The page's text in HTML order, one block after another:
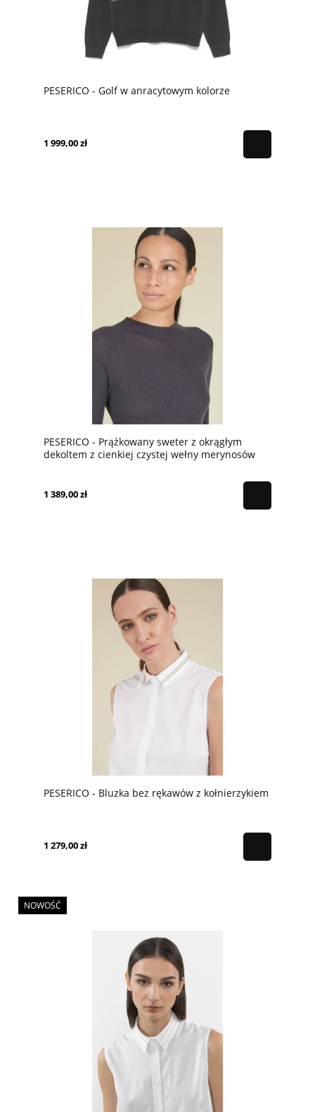
PESERICO - Golf w anracytowym kolorze
1 999,00 zł
PESERICO - Prążkowany sweter z okrągłym
dekoltem z cienkiej czystej wełny merynosów
1 389,00 zł
PESERICO - Bluzka bez rękawów z kołnierzykiem
1 279,00 zł
NOWOŚĆ